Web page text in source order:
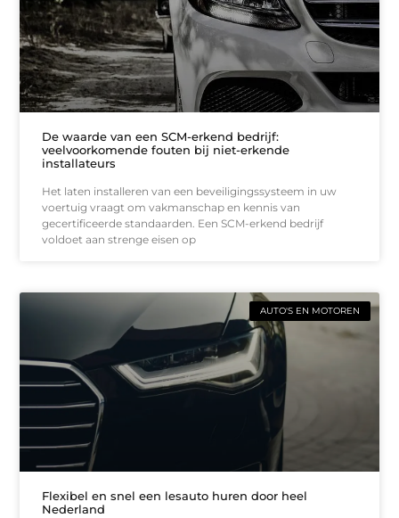
De waarde van een SCM-erkend bedrijf:
veelvoorkomende fouten bij niet-erkende
installateurs
Het laten installeren van een beveiligingssysteem in uw
voertuig vraagt om vakmanschap en kennis van
gecertificeerde standaarden. Een SCM-erkend bedrijf
voldoet aan strenge eisen op
AUTO'S EN MOTOREN
Flexibel en snel een lesauto huren door heel
Nederland